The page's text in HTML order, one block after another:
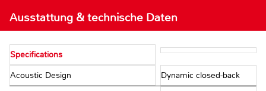
Ausstattung & technische Daten
Specifications
Acoustic Design Dynamic closed-back